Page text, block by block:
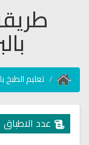
تعليم الطبخ
عدد الاطباق